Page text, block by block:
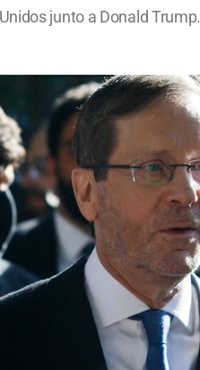
junto a Donald Trump.